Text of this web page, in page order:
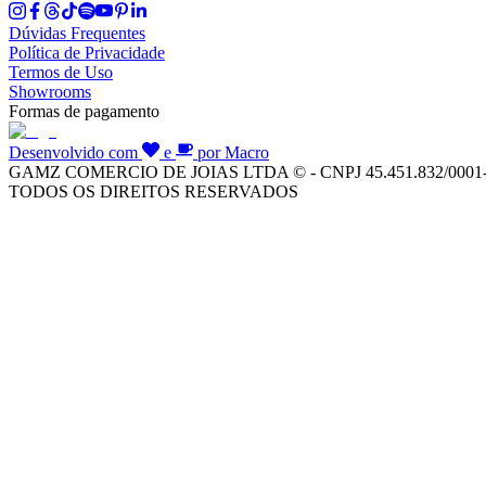
Dúvidas Frequentes
Política de Privacidade
Termos de Uso
Showrooms
Formas de pagamento
Desenvolvido com e
por Macro
GAMZ COMERCIO DE JOIAS LTDA © - CNPJ 45.451.832/
TODOS OS DIREITOS RESERVADOS